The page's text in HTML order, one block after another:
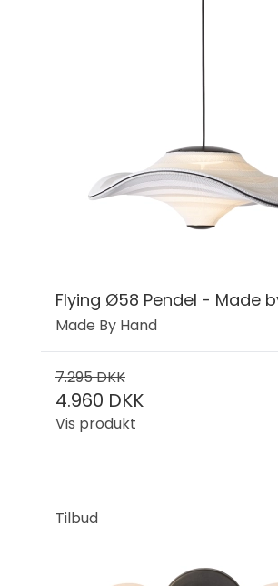
Flying Ø58 Pendel - Made
Made By Hand
7.295 DKK
4.960 DKK
Vis produkt
Tilbud